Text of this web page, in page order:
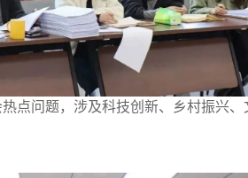
点问题，涉及科技创新、乡村振兴